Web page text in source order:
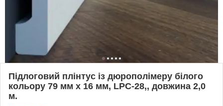
Підлоговий плінтус із дюрополімеру білого
кольору 79 мм х 16 мм, LPC-28,, довжина 2,0
м.